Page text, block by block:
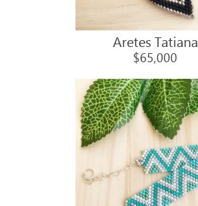
Aretes Tatiana
$65,000